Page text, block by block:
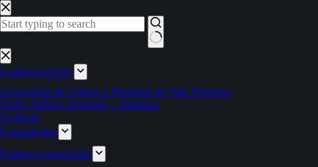
Pular
para
o
Sem
resultados
Cadernos Derby
Associação de Cultura e Desporto de Vale Travesso
Clube Atlético Ouriense – feminino
Ciclismo
Competições
Futebol competições